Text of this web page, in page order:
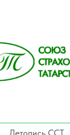
Летопись ССТ